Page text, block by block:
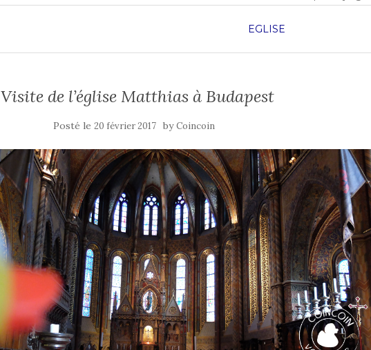
EGLISE
Visite de l’église Matthias à Budapest
Posté le20 février 2017 byCoincoin